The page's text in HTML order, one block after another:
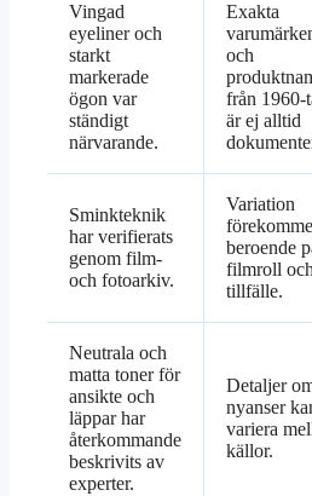
Vingad
eyeliner och
starkt
markerade
ögon var
ständigt
närvarande.
Exakta
och
från 1960-
är ej alltid
Sminkteknik
har verifierats
genom film-
och fotoarkiv.
Variation
beroende
filmroll och
tillfälle.
Neutrala och
matta toner för
ansikte och
läppar har
återkommande
beskrivits av
experter.
Detaljer
nyanser
variera
källor.